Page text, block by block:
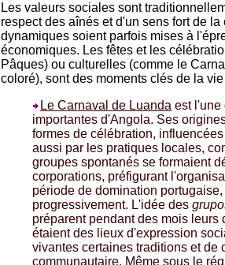
Les valeurs sociales sont
respect des aînés et d'un sens fort de
dynamiques soient parfois mises à
économiques. Les fêtes et les
Pâques) ou culturelles (comme le
coloré), sont des moments clés de la
Le Carnaval de Luanda est l'une
importantes d'Angola. Ses
formes de célébration,
aussi par les pratiques locales,
groupes spontanés se formaient
corporations, préfigurant
période de domination
progressivement. L'idée des
préparent pendant des mois
étaient des lieux d'expression
vivantes certaines traditions et de
communautaire. Même sous le